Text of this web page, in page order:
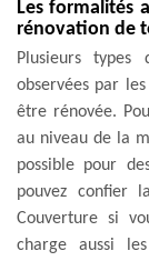
Les formalités
rénovation de
Plusieurs types
observées par
être rénovée.
au niveau de la
possible pour
pouvez confier
Couverture si
charge aussi